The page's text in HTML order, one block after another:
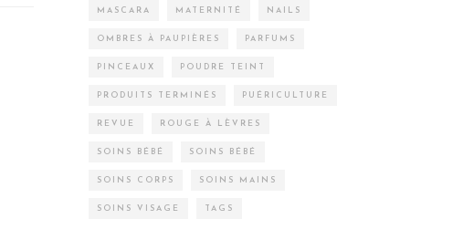
MASCARA MATERNITÉ NAILS
OMBRES À PAUPIÈRES PARFUMS
PINCEAUX POUDRE TEINT
PRODUITS TERMINÉS PUÉRICULTURE
REVUE ROUGE À LÈVRES
SOINS BÉBÉ SOINS BÉBÉ
SOINS CORPS SOINS MAINS
SOINS VISAGE TAGS